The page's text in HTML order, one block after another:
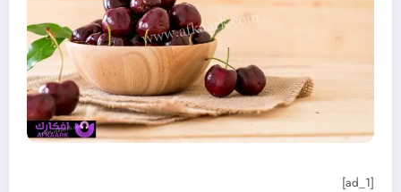
[ad_1]